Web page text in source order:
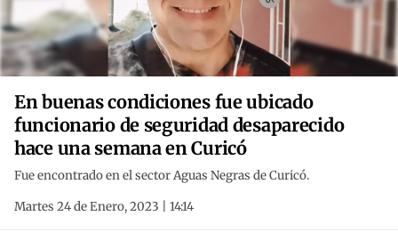
En buenas condiciones fue ubicado
funcionario de seguridad desaparecido
hace una semana en Curicó
Fue encontrado en el sector Aguas Negras de Curicó.
Martes 24 de Enero, 2023 | 14:14